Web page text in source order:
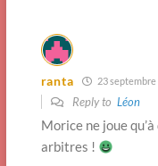
ranta 23 septembre
Reply to Léon
Morice ne joue
arbitres !